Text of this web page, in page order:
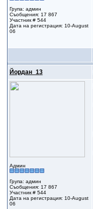
Група: админ
Съобщения: 17 867
Участник # 544
Дата на регистрация: 10-August
06
Йордан_13
Админ
Група: админ
Съобщения: 17 867
Участник # 544
Дата на регистрация: 10-August
06